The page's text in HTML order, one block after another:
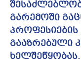
გარემოში
პროფესიების
გააზრებული